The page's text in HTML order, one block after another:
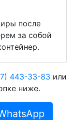
после
за собой
443-33-83 или
ниже.